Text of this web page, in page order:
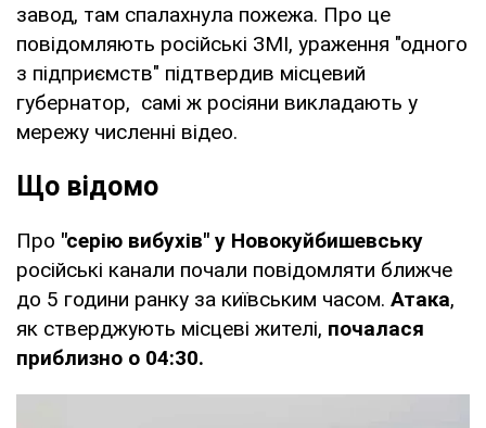
завод, там спалахнула пожежа. Про це
повідомляють російські ЗМІ, ураження "одного
з підприємств" підтвердив місцевий
губернатор, самі ж росіяни викладають у
мережу численні відео.
Що відомо
Про "серію вибухів" у Новокуйбишевську
російські канали почали повідомляти ближче
до 5 години ранку за київським часом. Атака,
як стверджують місцеві жителі, почалася
приблизно о 04:30.